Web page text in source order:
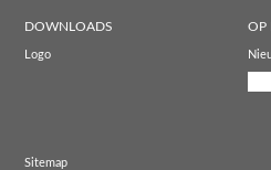
DOWNLOADS
Logo
OP
Sitemap